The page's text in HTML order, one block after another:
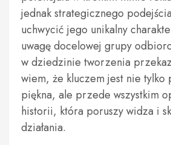
jednak strategicznego
uchwycić jego unikalny
uwagę docelowej grupy
w dziedzinie tworzenia
wiem, że kluczem jest nie tylko
piękna, ale przede wszystkim
historii, która poruszy widza i
działania.